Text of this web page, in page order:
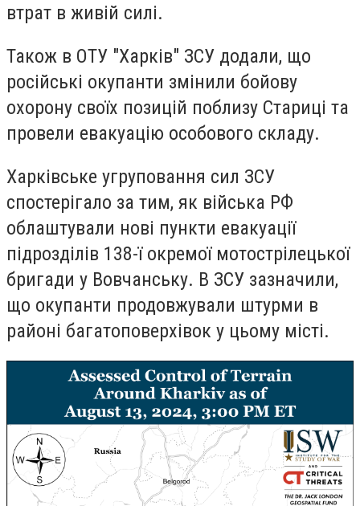
втрат в живій силі.
Також в ОТУ "Харків" ЗСУ додали, що
російські окупанти змінили бойову
охорону своїх позицій поблизу Стариці та
провели евакуацію особового складу.
Харківське угруповання сил ЗСУ
спостерігало за тим, як війська РФ
облаштували нові пункти евакуації
підрозділів 138-ї окремої мотострілецької
бригади у Вовчанську. В ЗСУ зазначили,
що окупанти продовжували штурми в
районі багатоповерхівок у цьому місті.